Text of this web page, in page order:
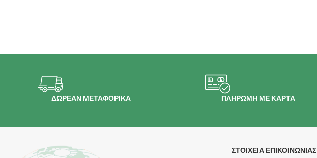
ΔΩΡΕΑΝ ΜΕΤΑΦΟΡΙΚΑ ΠΛΗΡΩΜΗ ΜΕ ΚΑΡΤΑ
ΣΤΟΙΧΕΙΑ ΕΠΙΚΟΙΝΩΝΙΑΣ